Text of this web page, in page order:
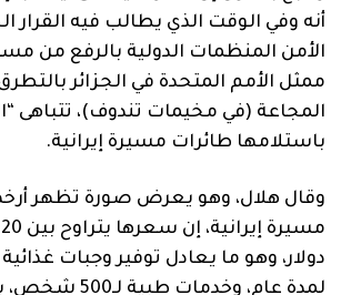
أنه وفي الوقت الذي يطالب فيه القرار
الأمن المنظمات الدولية بالرفع من
ممثل الأمم المتحدة في الجزائر
المجاعة (في مخيمات تندوف)، تتباهى
باستلامها طائرات مسيرة إيرانية.
وقال هلال، وهو يعرض صورة تظهر
لمدة عام، وخدمات